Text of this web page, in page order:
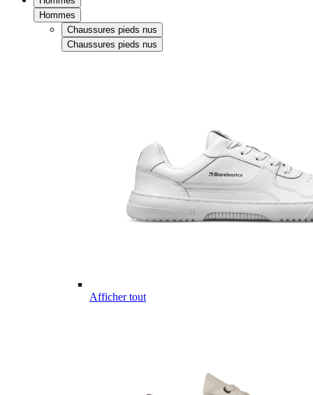
Hommes
Chaussures pieds nus
Chaussures pieds nus
Afficher tout